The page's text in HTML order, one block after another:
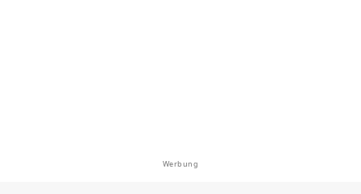
Werbung